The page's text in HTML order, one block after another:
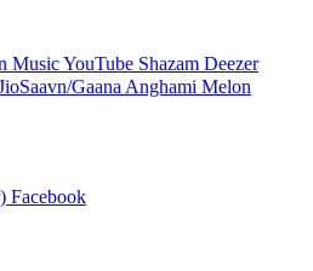
MusicYouTube Shazam Deezer
Gaana Anghami Melon
Facebook